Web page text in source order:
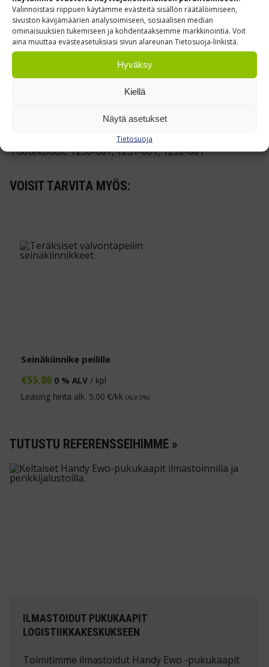
Valinnoistasi riippuen käytämme evästeitä sisällön räätälöimiseen,
sivuston kävijämäärien analysoimiseen, sosiaalisen median
ominaisuuksien tukemiseen ja kohdentaaksemme markkinointia. Voit
aina muuttaa evästeasetuksiasi sivun alareunan Tietosuoja-linkistä.
Hyväksy
Kiellä
Näytä asetukset
Tietosuoja
450 × 600 mm – kapeat hyllyvälit ja
sisätilojen risteykset
600 × 800 mm – lastauslaiturit ja varaston
Ø 600 mm pyöreä – pysäköintialueet ja
Tuotekoodit: 1250-601, 1251-601, 1252-601
VOISIT TARVITA MYÖS:
Seinäkiinnike peilille
€55,86 0 % ALV / kpl
Leasing hinta alk. 5.00 €/kk (ALV 0%)
TUTUSTU REFERENSSEIHIMME »
ILMASTOIDUT PUKUKAAPIT
LOGISTIIKKAKESKUKSEEN
Toimitimme ilmastoidut Handy Ewo -pukukaapit